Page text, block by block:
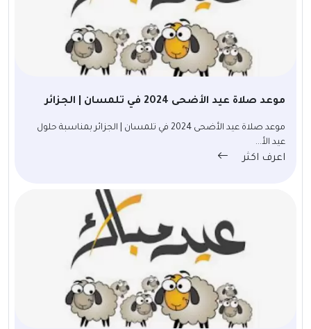
موعد صلاة عيد الأضحى 2024 في تلمسان | الجزائر
موعد صلاة عيد الأضحى 2024 في تلمسان | الجزائر بمناسبة حلول
عيد الأ...
اعرف اكثر